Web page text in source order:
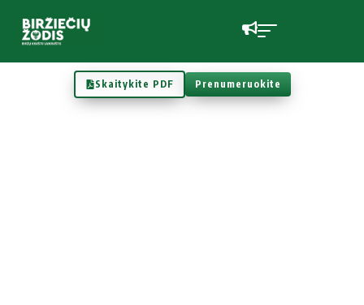
Skaitykite PDF Prenumeruokite